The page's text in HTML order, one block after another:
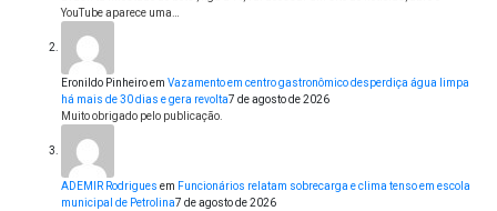
YouTube aparece uma…
Eronildo Pinheiroem Vazamento em centro gastronômico desperdiça água limpa
há mais de 30 dias e gera revolta7 de agosto de 2026
Muito obrigado pelo publicação.
ADEMIR Rodrigues em Funcionários relatam sobrecarga e clima tenso em escola
municipal de Petrolina7 de agosto de 2026